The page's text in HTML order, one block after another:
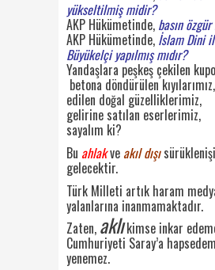
yükseltilmiş midir?
AKP Hükümetinde, basın
AKP Hükümetinde, İslam Dini
Büyükelçi yapılmış mıdır?
Yandaşlara peşkeş çekilen
betona döndürülen
edilen doğal
gelirine satılan
sayalım ki?
Bu ahlakveakıl dışı
gelecektir.
Türk Milleti artık haram
yalanlarına inanmamaktadır.
Zaten, aklıkimse inkar
Cumhuriyeti Saray’a
yenemez.